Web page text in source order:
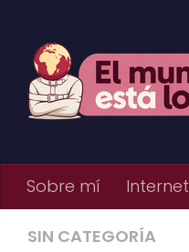
Sobre mí Internet
SIN CATEGORÍA